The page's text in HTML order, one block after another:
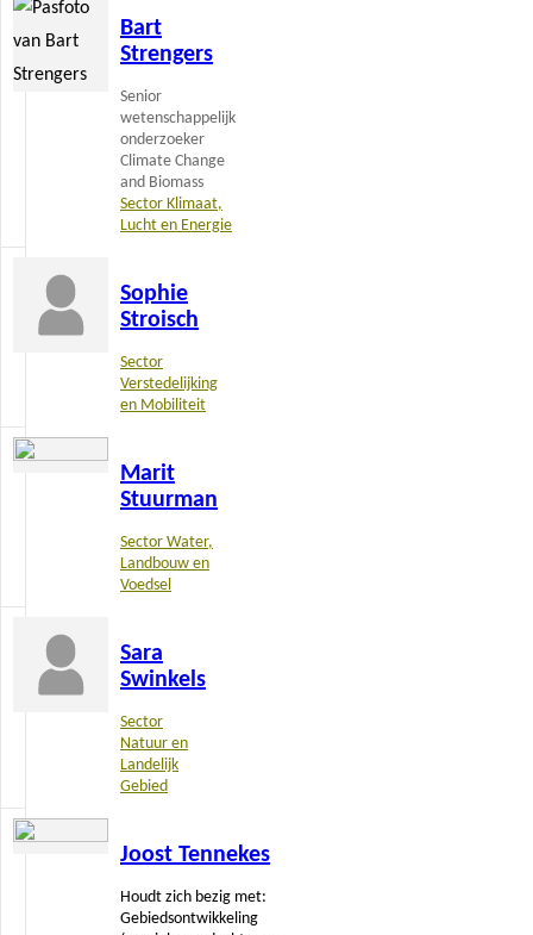
Bart
Strengers
Senior
wetenschappelijk
onderzoeker
Climate Change
and Biomass
Sector Klimaat,
Lucht en Energie
meer
Sophie
Stroisch
Sector
Verstedelijking
en Mobiliteit
Marit
Stuurman
Sector Water,
Landbouw en
Voedsel
Lees
Sara
Swinkels
Sector
Natuur en
Landelijk
Gebied
Joost Tennekes
Houdt zich bezig met:
Gebiedsontwikkeling
Lees